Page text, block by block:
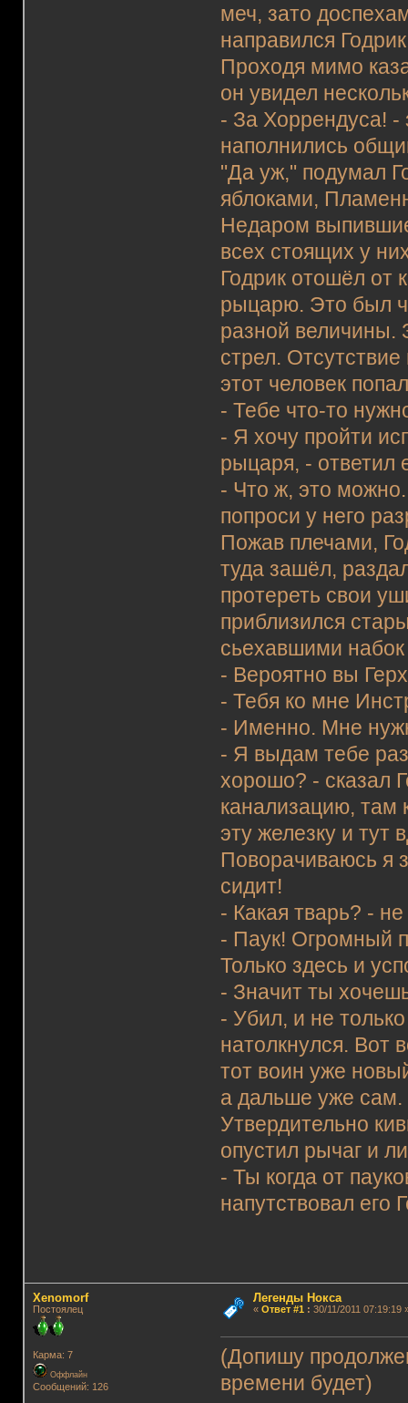
меч, зато
направился
Проходя мимо
он увидел
- За Хоррендуса! -
наполнились
"Да уж," подумал
яблоками,
Недаром
всех стоящих у
Годрик отошёл от
рыцарю. Это был
разной
стрел.
этот человек
- Тебе что-то
- Я хочу пройти
рыцаря, - ответил
- Что ж, это
попроси у него
Пожав плечами,
туда зашёл,
протереть свои
приблизился
сьехавшими
- Вероятно вы
- Тебя ко мне
- Именно. Мне
- Я выдам тебе
хорошо? - сказал
канализацию, там
эту железку и тут
Поворачиваюсь я
сидит!
- Какая тварь? -
- Паук! Огромный
Только здесь и
- Значит ты
- Убил, и не
натолкнулся. Вот
тот воин уже
а дальше уже сам.
Утвердительно
опустил рычаг и
- Ты когда от
напутствовал его
Xenomorf
Постоялец
Карма: 7
Оффлайн
Сообщений: 126
Легенды Нокса
« Ответ #1 : 30/11/2011 07:19:19
(Допишу
времени будет)